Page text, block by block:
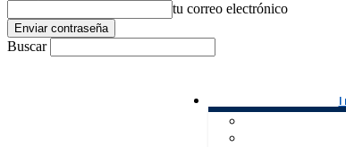
tu correo electrónico
Buscar